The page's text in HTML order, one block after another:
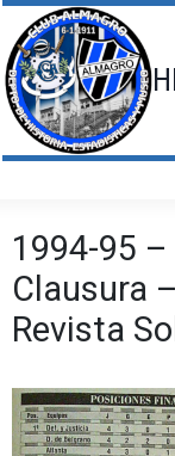
Saltar
al
contenido
1994-95
Clausura
Revista